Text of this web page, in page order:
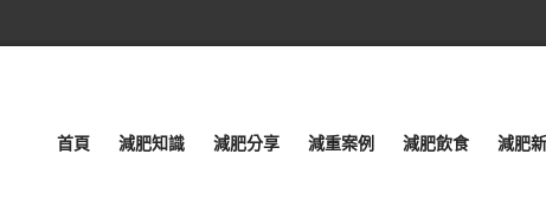
首頁 減肥知識 減肥分享 減重案例 減肥飲食 減肥